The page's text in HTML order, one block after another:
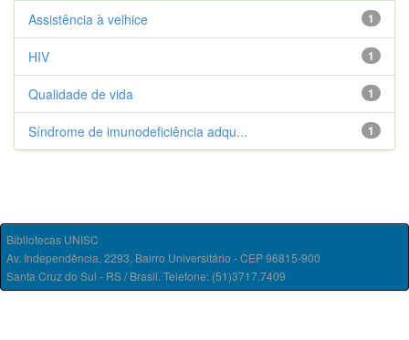
1
Assistência à velhice
1
HIV
1
Qualidade de vida
1
Síndrome de imunodeficiência adqu...
Bibliotecas UNISC
Av. Independência, 2293, Bairro Universitário - CEP 96815-900
Santa Cruz do Sul - RS / Brasil. Telefone: (51)3717.7409